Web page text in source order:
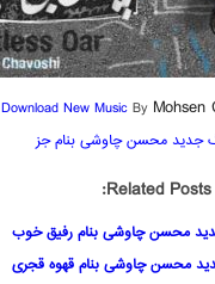
Download New MusicBy Mohsen
جدید محسن چاوشی بنام جز
Related Posts:
محسن چاوشی بنام رفیق خوب
محسن چاوشی بنام قهوه قجری